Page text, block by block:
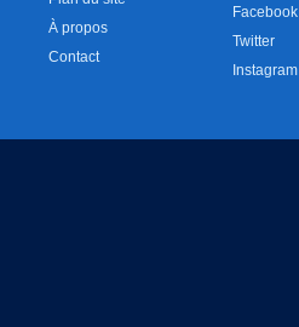
À propos
Contact
Facebook
Twitter
Instagram